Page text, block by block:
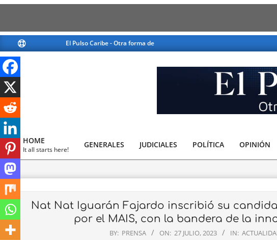
to
content
El Pulso Caribe - Otra forma de ver la noticia
El
Caribe
Primary
Navigation
Menu
HOME
It all starts here!
GENERALES JUDICIALES POLÍTICA OPINIÓN
Nat Nat Iguarán Fajardo inscribió su
por el MAIS, con la bandera de la
BY: PRENSA ON: 27 JULIO, 2023 IN: